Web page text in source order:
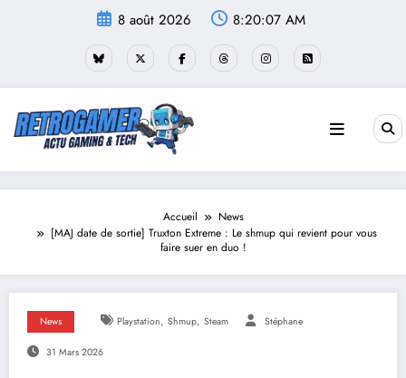
8 août 2026 8:20:07 AM
Accueil
News
[MAJ date de sortie] Truxton Extreme : Le shmup qui revient pour vous
faire suer en duo !
News Playstation, Shmup, Steam Stéphane
31 Mars 2026